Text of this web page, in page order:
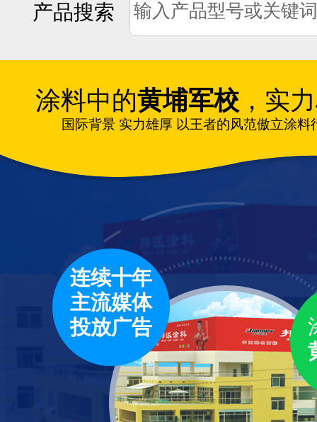
产品搜索
涂料中的黄埔军校 ，实力
国际背景 实力雄厚 以王者的风范傲立涂料
连续十年
主流媒体
投放广告